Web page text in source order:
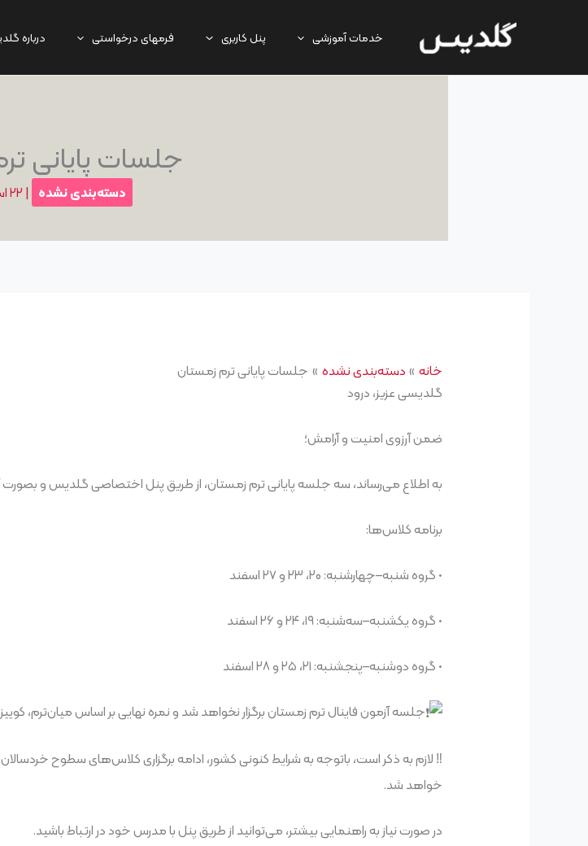
خدمات آموزشی پنل کاربری فرمهای درخواستی درباره
جلسات پایانی
دسته‌بندی نشده |۲۲ اسفند ۱۴۰۴
خانه دسته‌بندی نشده
جلسات پایانی ترم زمستان
گلدیسی عزیز، درود
ضمن آرزوی امنیت و آرامش؛
به اطلاع می‌رساند، سه جلسه پایانی ترم زمستان، از طریق پنل اختصاصی گلدیس و
برنامه کلاس‌ها:
• گروه شنبه–چهارشنبه: ۲۰، ۲۳ و ۲۷ اسفند
• گروه یکشنبه–سه‌شنبه: ۱۹، ۲۴ و ۲۶ اسفند
• گروه دوشنبه–پنجشنبه: ۲۱، ۲۵ و ۲۸ اسفند
جلسه آزمون فاینال ترم زمستان برگزار نخواهد شد و نمره نهایی بر اساس میان‌ترم،
خواهد شد.
در صورت نیاز به راهنمایی بیشتر، می‌توانید از طریق پنل با مدرس خود در ارتباط باشید.